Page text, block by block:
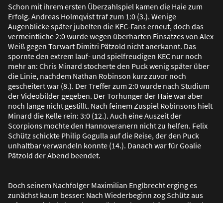
Schon mit ihrem ersten Überzahlspiel kamen die Haie zum
Erfolg. Andreas Holmqvist traf zum 1:0 (3.). Wenige
Augenblicke später jubelten die KEC-Fans erneut, doch das
vermeintliche 2:0 wurde wegen überharten Einsatzes von Alex
Weiß gegen Torwart Dimitri Pätzold nicht anerkannt. Das
spornte den extrem lauf- und spielfreudigen KEC nur noch
mehr an: Chris Minard stocherte den Puck wenig später über
die Linie, nachdem Nathan Robinson kurz zuvor noch
gescheitert war (8.). Der Treffer zum 2:0 wurde nach Studium
der Videobilder gegeben. Der Torhunger der Haie war aber
noch lange nicht gestillt. Nach feinem Zuspiel Robinsons hielt
Minard die Kelle rein: 3:0 (12.). Auch eine Auszeit der
Scorpions mochte den Hannoveranern nicht zu helfen. Felix
Schütz schickte Philip Gogulla auf die Reise, der den Puck
unhaltbar verwandeln konnte (14.). Danach war für Goalie
Pätzold der Abend beendet.
Doch seinem Nachfolger Maximilian Englbrecht erging es
zunächst kaum besser: Nach Wiederbeginn zog Schütz aus